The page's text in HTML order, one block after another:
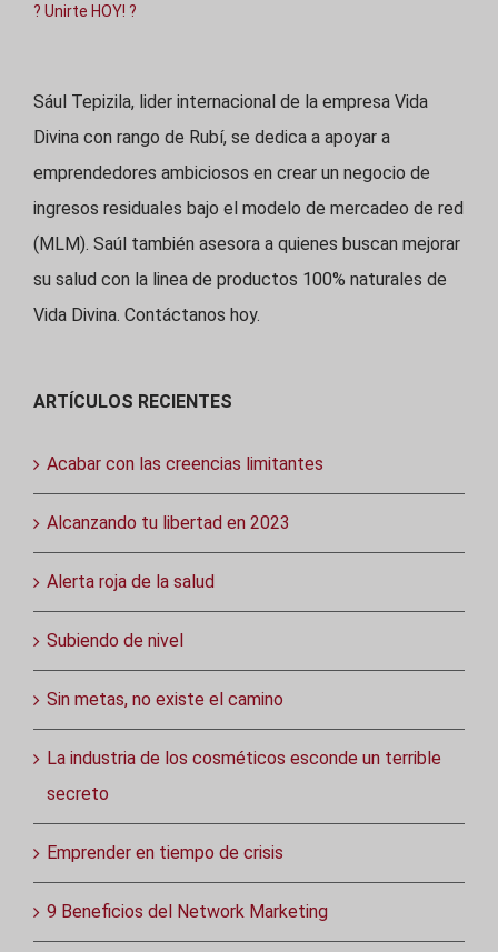
? Unirte HOY! ?
Sául Tepizila, lider internacional de la empresa Vida
Divina con rango de Rubí, se dedica a apoyar a
emprendedores ambiciosos en crear un negocio de
ingresos residuales bajo el modelo de mercadeo de red
(MLM). Saúl también asesora a quienes buscan mejorar
su salud con la linea de productos 100% naturales de
Vida Divina. Contáctanos hoy.
ARTÍCULOS RECIENTES
Acabar con las creencias limitantes
Alcanzando tu libertad en 2023
Alerta roja de la salud
Subiendo de nivel
Sin metas, no existe el camino
La industria de los cosméticos esconde un terrible
secreto
Emprender en tiempo de crisis
9 Beneficios del Network Marketing